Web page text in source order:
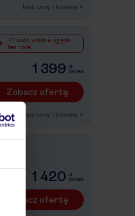
Inne ceny i terminy »
77 osób właśnie ogląda
ten hotel
1 399 ZŁ
OSOBA
Zobacz ofertę
Inne ceny i terminy »
1 420 ZŁ
OSOBA
Zobacz ofertę